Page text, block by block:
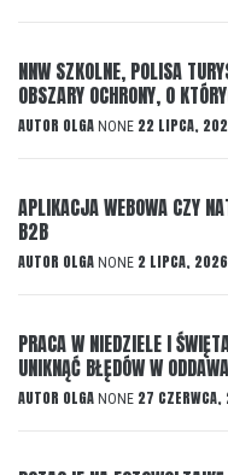
NNW SZKOLNE, POLISA
OBSZARY OCHRONY, O
AUTOR OLGA NONE 22 LIPCA,
APLIKACJA WEBOWA CZY
B2B
AUTOR OLGA NONE 2 LIPCA, 2026
PRACA W NIEDZIELE I
UNIKNĄĆ BŁĘDÓW W
AUTOR OLGA NONE 27